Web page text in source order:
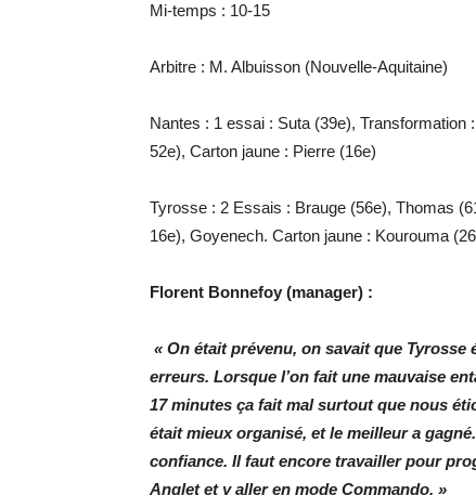
Mi-temps : 10-15
Arbitre : M. Albuisson (Nouvelle-Aquitaine)
Nantes : 1 essai : Suta (39e), Transformation
52e), Carton jaune : Pierre (16e)
Tyrosse : 2 Essais : Brauge (56e), Thomas
16e), Goyenech. Carton jaune : Kourouma
Florent Bonnefoy (manager) :
« On était prévenu, on savait que
erreurs. Lorsque l’on fait une mauvaise
17 minutes ça fait mal surtout que nous
était mieux organisé, et le meilleur a
confiance. Il faut encore travailler pour
Anglet et y aller en mode Commando. »